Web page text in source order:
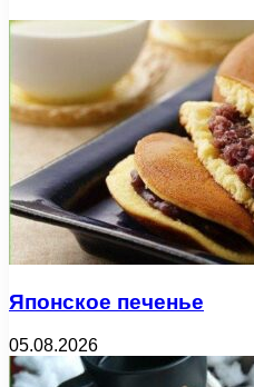
Японское печенье
05.08.2026